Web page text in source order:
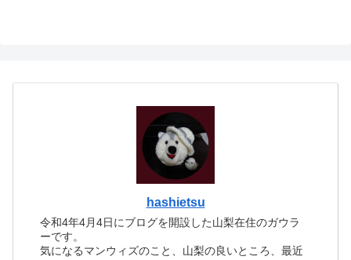
hashietsu
令和4年4月4日にブログを開設した山梨在住のガウラ
ーです。
気になるマンウィズのこと、山梨の良いところ、最近